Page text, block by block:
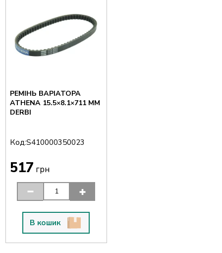
РЕМІНЬ ВАРІАТОРА
ATHENA 15.5×8.1×711 ММ
DERBI
Код:S410000350023
517 грн
В кошик